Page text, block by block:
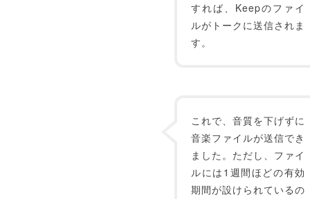
すれば、Keepのファイ
ルがトークに送信されま
す。
これで、音質を下げずに
音楽ファイルが送信でき
ました。ただし、ファイ
ルには1週間ほどの有効
期間が設けられているの